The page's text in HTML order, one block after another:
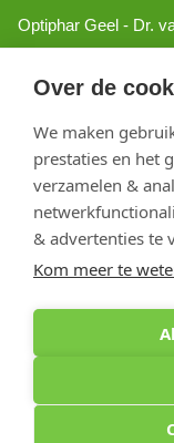
Over de
We maken
prestaties en het
verzamelen &
& advertenties te
Kom meer te
Optiphar Geel - Dr.
Optiphar Mol
Copyright
Optiphar Apotheek